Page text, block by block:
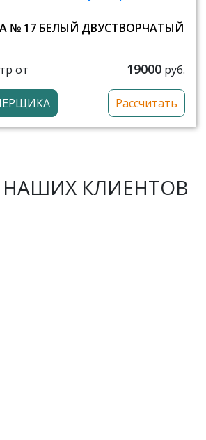
№ 17 БЕЛЫЙ ДВУСТВОРЧАТЫЙ
от
19000 руб.
Рассчитать
КЛИЕНТОВ